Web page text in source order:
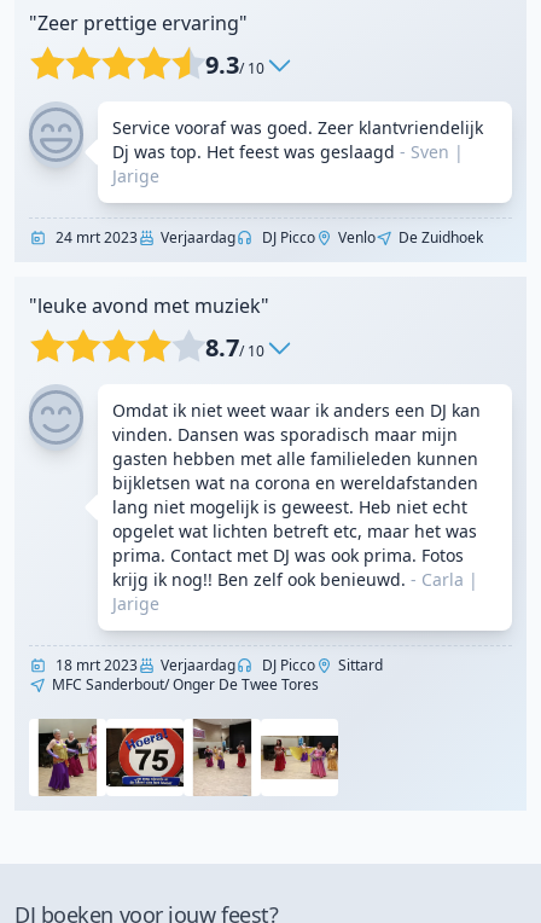
"Zeer prettige ervaring"
9.3/ 10
Service vooraf was goed. Zeer klantvriendelijk
Dj was top. Het feest was geslaagd - Sven |
Jarige
24 mrt 2023 Verjaardag DJ Picco Venlo De Zuidhoek
"leuke avond met muziek"
8.7/ 10
Omdat ik niet weet waar ik anders een DJ kan
vinden. Dansen was sporadisch maar mijn
gasten hebben met alle familieleden kunnen
bijkletsen wat na corona en wereldafstanden
lang niet mogelijk is geweest. Heb niet echt
opgelet wat lichten betreft etc, maar het was
prima. Contact met DJ was ook prima. Fotos
krijg ik nog!! Ben zelf ook benieuwd. - Carla |
Jarige
18 mrt 2023 Verjaardag DJ Picco
Sittard
MFC Sanderbout/ Onger De Twee Tores
DJ boeken voor jouw feest?